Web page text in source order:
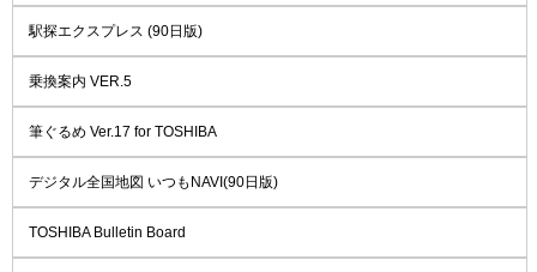
駅探エクスプレス (90日版)
乗換案内 VER.5
筆ぐるめ Ver.17 for TOSHIBA
デジタル全国地図 いつもNAVI(90日版)
TOSHIBA Bulletin Board